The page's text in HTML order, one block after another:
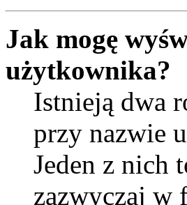
Jak mogę
użytkownika?
Istnieją dwa
przy nazwie
Jeden z nich
zazwyczaj w